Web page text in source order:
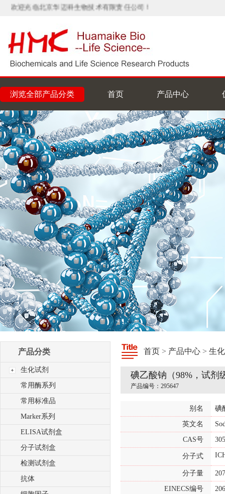
欢迎光临北京华迈科生物技术有限责任公司！
浏览全部产品分类 首页 产品中心
产品分类
生化试剂
常用酶系列
常用标准品
Marker系列
ELISA试剂盒
分子试剂盒
检测试剂盒
抗体
首页 > 产品中心 > 生
碘乙酸钠（98%，试剂
产品编号：295647
别名 碘
英文名
CAS号
分子式
分子量
EINECS编号